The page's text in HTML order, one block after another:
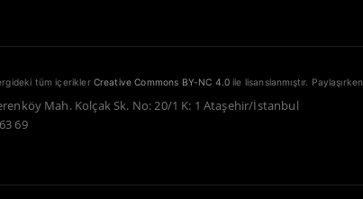
tüm içerikler Creative Commons BY-NC 4.0 ile lisanslanmıştır. Paylaşırken
Mah. Kolçak Sk. No: 20/1 K: 1 Ataşehir/İstanbul
69